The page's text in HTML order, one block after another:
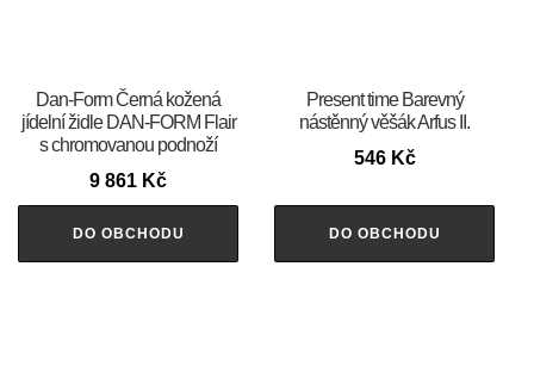
​​​​​Dan-Form Černá kožená
jídelní židle DAN-FORM Flair
s chromovanou podnoží
9 861 Kč
DO OBCHODU
Present time Barevný
nástěnný věšák Arfus II.
546 Kč
DO OBCHODU